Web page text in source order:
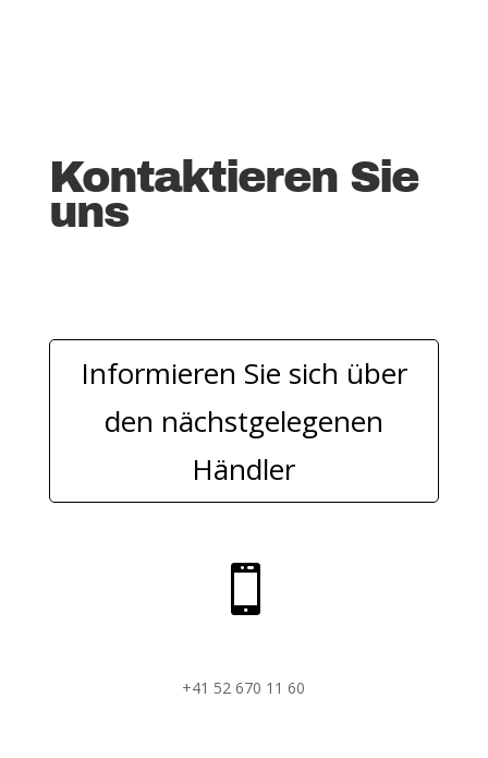
Kontaktieren Sie
uns
Informieren Sie sich über
den nächstgelegenen
Händler

+41 52 670 11 60